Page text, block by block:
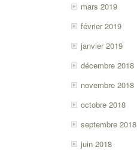
mars 2019
février 2019
janvier 2019
décembre 2018
novembre 2018
octobre 2018
septembre 2018
juin 2018